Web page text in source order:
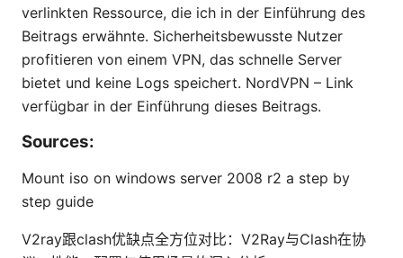
verlinkten Ressource, die ich in der Einführung des
Beitrags erwähnte. Sicherheitsbewusste Nutzer
profitieren von einem VPN, das schnelle Server
bietet und keine Logs speichert. NordVPN – Link
verfügbar in der Einführung dieses Beitrags.
Sources:
Mount iso on windows server 2008 r2 a step by
step guide
V2ray跟clash优缺点全方位对比：V2Ray与Clash在协